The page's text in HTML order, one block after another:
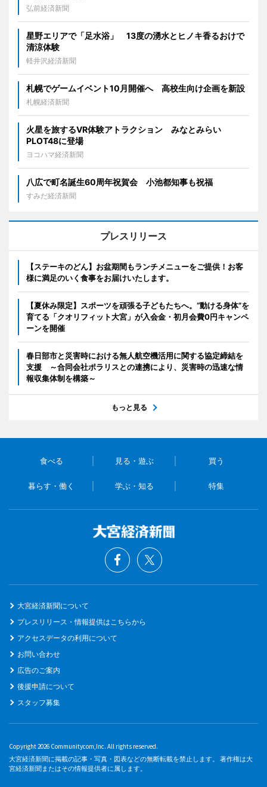
弘前経済新聞
星野エリアで「足水浴」 13度の湧水とヒノキ香るおけで
清涼体験
軽井沢経済新聞
札幌でゲームイベント10月開催へ 高校生向け企画を新設
札幌経済新聞
火星を旅するVR体験アトラクション みなとみらい
PLOT48に登場
ヨコハマ経済新聞
八広で町名誕生60周年祝賀会 小池都知事も祝福
すみだ経済新聞
プレスリリース
【ステーキのどん】お盆期間もランチメニューをご提供！お客
様に満足のいく食事をお届けいたします。
【夏休み限定】スポーツを頑張る子どもたちへ。“動ける身体”を
育てる「クオリフィット大宮」が入会金・初月会費0円キャンペ
ーンを開催
春日部市と災害時における無人航空機活用に関する協定締結を
支援 ～合同会社ポラリスとの連携により、災害時の迅速な情
報収集体制を構築～
もっと見る
食べる 見る・遊ぶ 買う
暮らす・働く 学ぶ・知る 特集
大宮経済新聞について
プレスリリース・情報提供はこちらから
アクセスデータの利用について
お問い合わせ
広告のご案内
後援申請について
スタッフ募集
Copyright 2026 Communitycom,Inc. All rights reserved.
大宮経済新聞に掲載の記事・写真・図表などの無断転載を禁止します。 著作権は大
宮経済新聞またはその情報提供者に属します。